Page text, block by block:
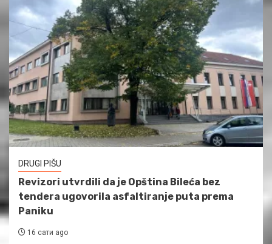
DRUGI PIŠU
Revizori utvrdili da je Opština Bileća bez
tendera ugovorila asfaltiranje puta prema
Paniku
16 сати ago